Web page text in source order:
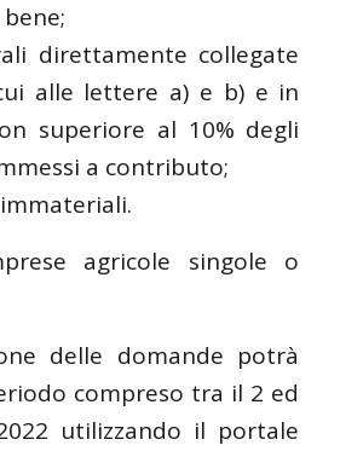
direttamente collegate
alle lettere a) e b) e in
superiore al 10% degli
a contributo;
agricole singole o
delle domande potrà
compreso tra il 2 ed
utilizzando il portale